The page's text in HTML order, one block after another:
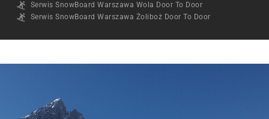
Serwis SnowBoard Warszawa Wola Door To Door
Serwis SnowBoard Warszawa Żoliboż Door To Door